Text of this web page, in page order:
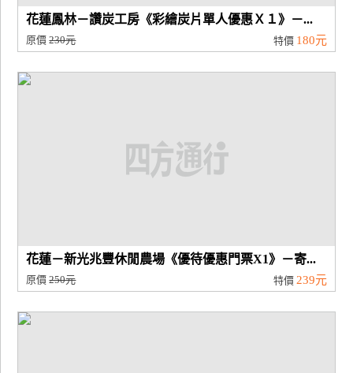
品
傳
花蓮鳳林－讚炭工房《彩繪炭片單人優惠Ｘ１》－...
原價230元 特價 180元
花蓮－新光兆豐休閒農場《優待優惠門票X1》－寄...
原價250元 特價 239元